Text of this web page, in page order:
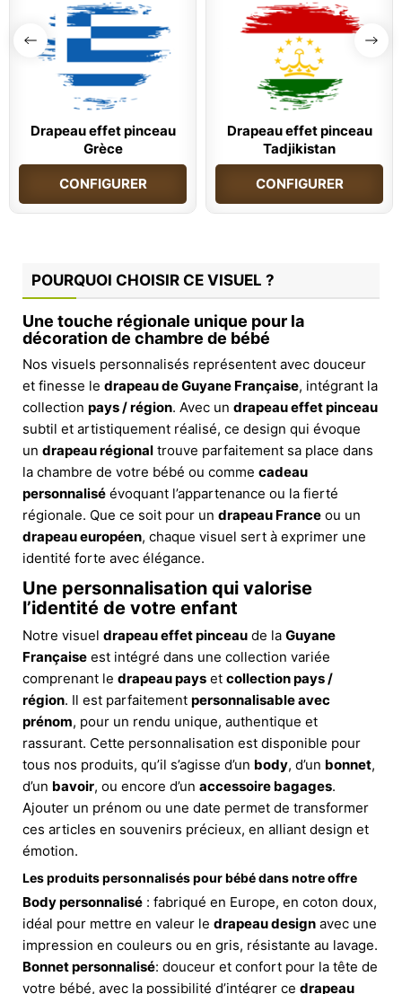
Drapeau effet pinceau
Grèce
CONFIGURER
Drapeau effet pinceau
Tadjikistan
CONFIGURER
POURQUOI CHOISIR CE VISUEL ?
Une touche régionale unique pour la
décoration de chambre de bébé
Nos visuels personnalisés représentent avec douceur
et finesse le drapeau de Guyane Française, intégrant la
collection pays / région. Avec un drapeau effet pinceau
subtil et artistiquement réalisé, ce design qui évoque
un drapeau régional trouve parfaitement sa place dans
la chambre de votre bébé ou comme cadeau
personnalisé évoquant l’appartenance ou la fierté
régionale. Que ce soit pour un drapeau France ou un
drapeau européen, chaque visuel sert à exprimer une
identité forte avec élégance.
Une personnalisation qui valorise
l’identité de votre enfant
Notre visuel drapeau effet pinceau de la Guyane
Française est intégré dans une collection variée
comprenant le drapeau pays et collection pays /
région. Il est parfaitement personnalisable avec
prénom, pour un rendu unique, authentique et
rassurant. Cette personnalisation est disponible pour
tous nos produits, qu’il s’agisse d’un body, d’un bonnet,
d’un bavoir, ou encore d’un accessoire bagages.
Ajouter un prénom ou une date permet de transformer
ces articles en souvenirs précieux, en alliant design et
émotion.
Les produits personnalisés pour bébé dans notre offre
Body personnalisé : fabriqué en Europe, en coton doux,
idéal pour mettre en valeur le drapeau design avec une
impression en couleurs ou en gris, résistante au lavage.
Bonnet personnalisé: douceur et confort pour la tête de
votre bébé, avec la possibilité d’intégrer ce drapeau